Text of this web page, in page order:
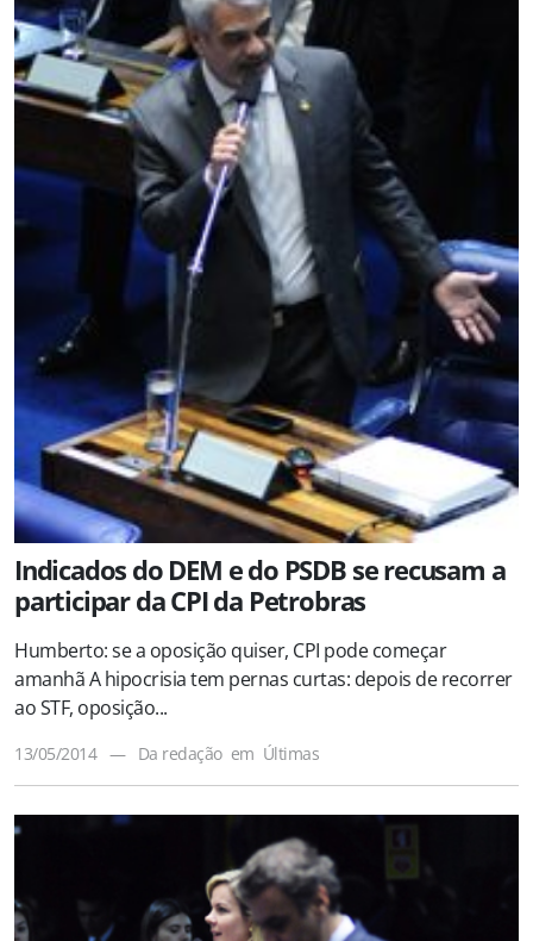
Indicados do DEM e do PSDB se recusam a
participar da CPI da Petrobras
Humberto: se a oposição quiser, CPI pode começar
amanhã A hipocrisia tem pernas curtas: depois de recorrer
ao STF, oposição...
13/05/2014 — Da redação em Últimas